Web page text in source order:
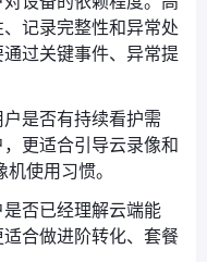
记录完整性和异常处
过关键事件、异常提
是否有持续看护需
更适合引导云录像和
使用习惯。
否已经理解云端能
合做进阶转化、套餐